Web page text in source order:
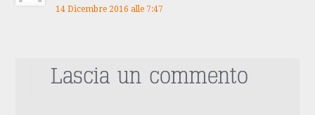
14 Dicembre 2016 alle 7:47
Lascia un commento